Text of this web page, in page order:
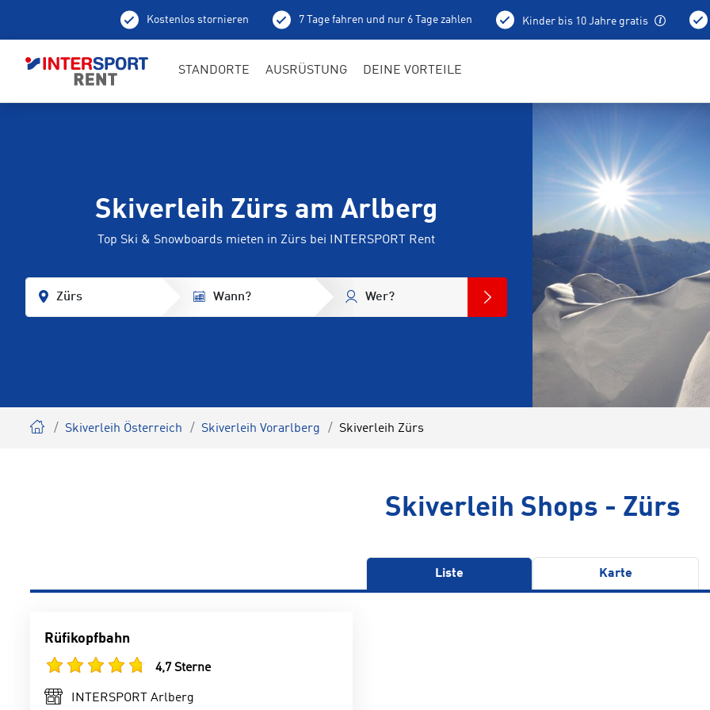
Kostenlos stornieren 7 Tage fahren und nur 6 Tage zahlen Kinder bis 10 Jahre gratis
STANDORTE AUSRÜSTUNG DEINE VORTEILE
Skiverleih Zürs am Arlberg
Top Ski & Snowboards mieten in Zürs bei INTERSPORT Rent
Zürs Wann? Wer?
Skiverleih Österreich Skiverleih Vorarlberg Skiverleih Zürs
Skiverleih Shops - Zürs
Liste Karte
Rüfikopfbahn
4,7 Sterne
INTERSPORT Arlberg